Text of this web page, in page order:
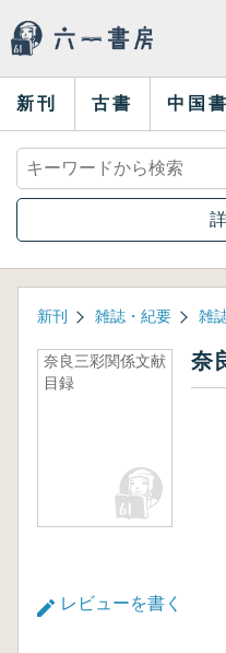
新刊 古書 中国書
新刊 雑誌・紀要 雑
奈良三彩関係文献
目録
奈
レビューを書く